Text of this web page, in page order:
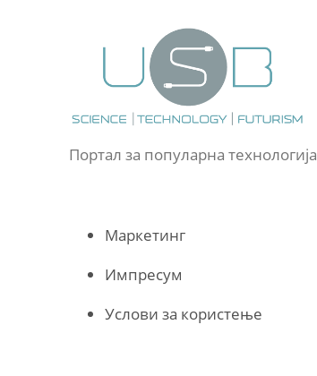
Портал за популарна технологија
Маркетинг
Импресум
Услови за користење